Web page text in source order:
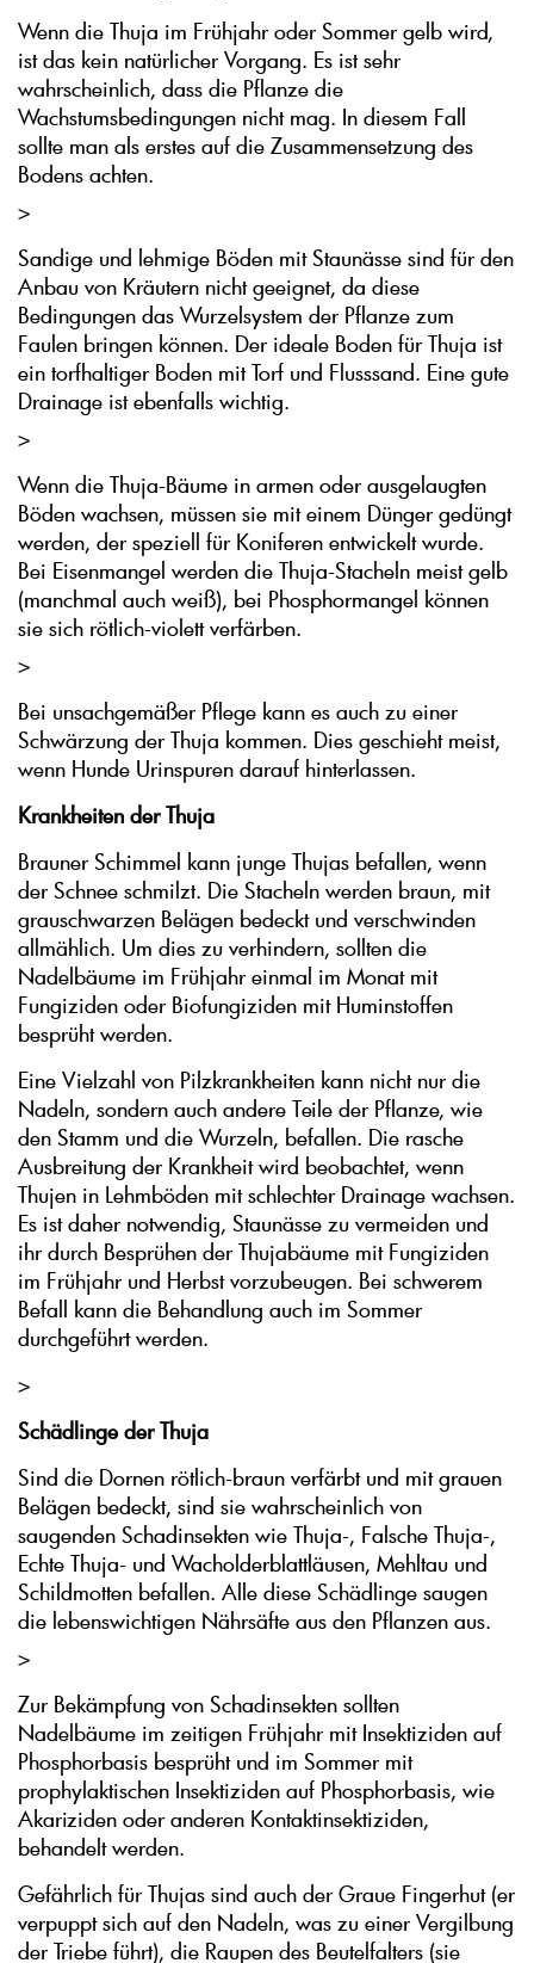
Wenn die Thuja im Frühjahr oder Sommer gelb wird,
ist das kein natürlicher Vorgang. Es ist sehr
wahrscheinlich, dass die Pflanze die
Wachstumsbedingungen nicht mag. In diesem Fall
sollte man als erstes auf die Zusammensetzung des
Bodens achten.
>
Sandige und lehmige Böden mit Staunässe sind für den
Anbau von Kräutern nicht geeignet, da diese
Bedingungen das Wurzelsystem der Pflanze zum
Faulen bringen können. Der ideale Boden für Thuja ist
ein torfhaltiger Boden mit Torf und Flusssand. Eine gute
Drainage ist ebenfalls wichtig.
>
Wenn die Thuja-Bäume in armen oder ausgelaugten
Böden wachsen, müssen sie mit einem Dünger gedüngt
werden, der speziell für Koniferen entwickelt wurde.
Bei Eisenmangel werden die Thuja-Stacheln meist gelb
(manchmal auch weiß), bei Phosphormangel können
sie sich rötlich-violett verfärben.
>
Bei unsachgemäßer Pflege kann es auch zu einer
Schwärzung der Thuja kommen. Dies geschieht meist,
wenn Hunde Urinspuren darauf hinterlassen.
Krankheiten der Thuja
Brauner Schimmel kann junge Thujas befallen, wenn
der Schnee schmilzt. Die Stacheln werden braun, mit
grauschwarzen Belägen bedeckt und verschwinden
allmählich. Um dies zu verhindern, sollten die
Nadelbäume im Frühjahr einmal im Monat mit
Fungiziden oder Biofungiziden mit Huminstoffen
besprüht werden.
Eine Vielzahl von Pilzkrankheiten kann nicht nur die
Nadeln, sondern auch andere Teile der Pflanze, wie
den Stamm und die Wurzeln, befallen. Die rasche
Ausbreitung der Krankheit wird beobachtet, wenn
Thujen in Lehmböden mit schlechter Drainage wachsen.
Es ist daher notwendig, Staunässe zu vermeiden und
ihr durch Besprühen der Thujabäume mit Fungiziden
im Frühjahr und Herbst vorzubeugen. Bei schwerem
Befall kann die Behandlung auch im Sommer
durchgeführt werden.
>
Schädlinge der Thuja
Sind die Dornen rötlich-braun verfärbt und mit grauen
Belägen bedeckt, sind sie wahrscheinlich von
saugenden Schadinsekten wie Thuja-, Falsche Thuja-,
Echte Thuja- und Wacholderblattläusen, Mehltau und
Schildmotten befallen. Alle diese Schädlinge saugen
die lebenswichtigen Nährsäfte aus den Pflanzen aus.
>
Zur Bekämpfung von Schadinsekten sollten
Nadelbäume im zeitigen Frühjahr mit Insektiziden auf
Phosphorbasis besprüht und im Sommer mit
prophylaktischen Insektiziden auf Phosphorbasis, wie
Akariziden oder anderen Kontaktinsektiziden,
behandelt werden.
Gefährlich für Thujas sind auch der Graue Fingerhut (er
verpuppt sich auf den Nadeln, was zu einer Vergilbung
der Triebe führt), die Raupen des Beutelfalters (sie